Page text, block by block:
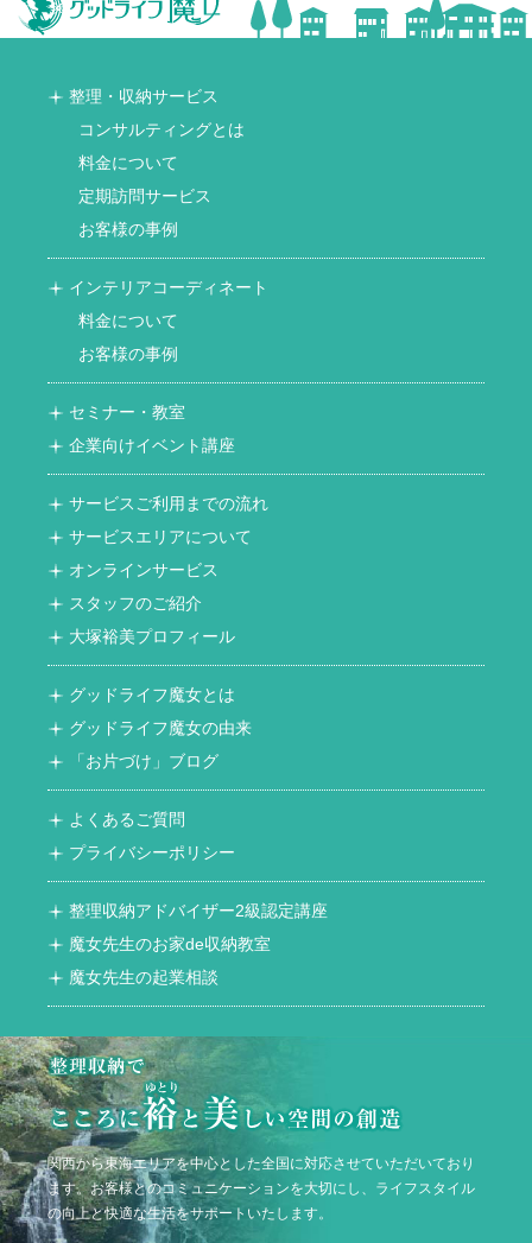
整理・収納サービス
コンサルティングとは
料金について
定期訪問サービス
お客様の事例
インテリアコーディネート
料金について
お客様の事例
セミナー・教室
企業向けイベント講座
サービスご利用までの流れ
サービスエリアについて
オンラインサービス
スタッフのご紹介
大塚裕美プロフィール
グッドライフ魔女とは
グッドライフ魔女の由来
「お片づけ」ブログ
よくあるご質問
プライバシーポリシー
整理収納アドバイザー2級認定講座
魔女先生のお家de収納教室
魔女先生の起業相談
関西から東海エリアを中心とした全国に対応させていただいており
ます。お客様とのコミュニケーションを大切にし、ライフスタイル
の向上と快適な生活をサポートいたします。